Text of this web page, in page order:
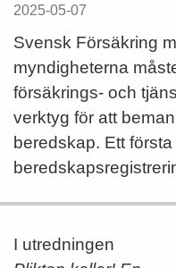
2025-05-07
Svensk Försäkring
myndigheterna
försäkrings- och
verktyg för att
beredskap. Ett
I utredningen